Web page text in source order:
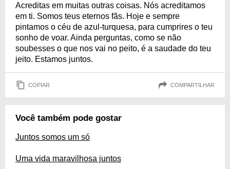
Acreditas em muitas outras coisas. Nós acreditamos
em ti. Somos teus eternos fãs. Hoje e sempre
pintamos o céu de azul-turquesa, para cumprires o teu
sonho de voar. Ainda perguntas, como se não
soubesses o que nos vai no peito, é a saudade do teu
jeito. Estamos juntos.
COPIAR COMPARTILHAR
Você também pode gostar
Juntos somos um só
Uma vida maravilhosa juntos